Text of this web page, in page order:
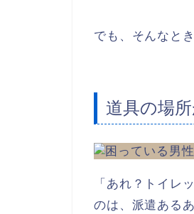
でも、そんなと
道具の場
「あれ？トイレ
のは、派遣ある